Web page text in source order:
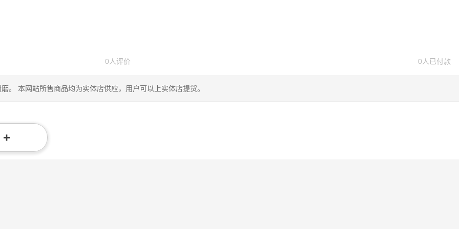
0人评价 0人已付款
。 本网站所售商品均为实体店供应，用户可以上实体店提货。
+